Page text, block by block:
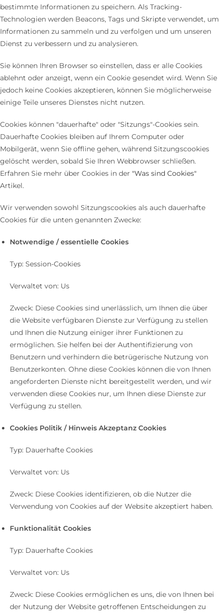
bestimmte Informationen zu speichern. Als Tracking-
Technologien werden Beacons, Tags und Skripte verwendet, um
Informationen zu sammeln und zu verfolgen und um unseren
Dienst zu verbessern und zu analysieren.
Sie können Ihren Browser so einstellen, dass er alle Cookies
ablehnt oder anzeigt, wenn ein Cookie gesendet wird. Wenn Sie
jedoch keine Cookies akzeptieren, können Sie möglicherweise
einige Teile unseres Dienstes nicht nutzen.
Cookies können "dauerhafte" oder "Sitzungs"-Cookies sein.
Dauerhafte Cookies bleiben auf Ihrem Computer oder
Mobilgerät, wenn Sie offline gehen, während Sitzungscookies
gelöscht werden, sobald Sie Ihren Webbrowser schließen.
Erfahren Sie mehr über Cookies in der "Was sind Cookies"
Artikel.
Wir verwenden sowohl Sitzungscookies als auch dauerhafte
Cookies für die unten genannten Zwecke:
Notwendige / essentielle Cookies
Typ: Session-Cookies
Verwaltet von: Us
Zweck: Diese Cookies sind unerlässlich, um Ihnen die über
die Website verfügbaren Dienste zur Verfügung zu stellen
und Ihnen die Nutzung einiger ihrer Funktionen zu
ermöglichen. Sie helfen bei der Authentifizierung von
Benutzern und verhindern die betrügerische Nutzung von
Benutzerkonten. Ohne diese Cookies können die von Ihnen
angeforderten Dienste nicht bereitgestellt werden, und wir
verwenden diese Cookies nur, um Ihnen diese Dienste zur
Verfügung zu stellen.
Cookies Politik / Hinweis Akzeptanz Cookies
Typ: Dauerhafte Cookies
Verwaltet von: Us
Zweck: Diese Cookies identifizieren, ob die Nutzer die
Verwendung von Cookies auf der Website akzeptiert haben.
Funktionalität Cookies
Typ: Dauerhafte Cookies
Verwaltet von: Us
Zweck: Diese Cookies ermöglichen es uns, die von Ihnen bei
der Nutzung der Website getroffenen Entscheidungen zu